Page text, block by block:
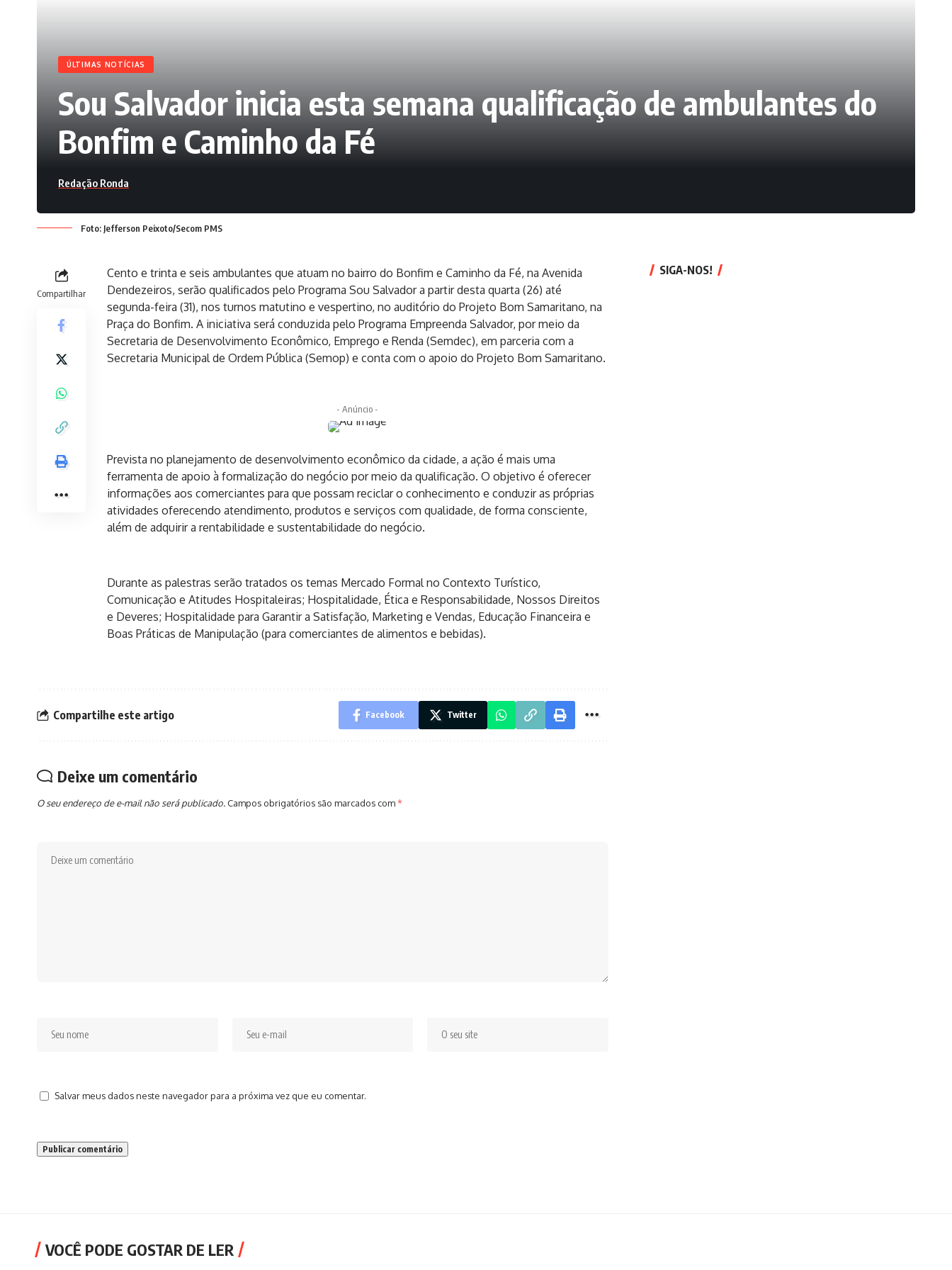
ÚLTIMAS NOTÍCIAS
Sou Salvador inicia esta semana qualificação de ambulantes do
Bonfim e Caminho da Fé
Redação Ronda
Foto: Jefferson Peixoto/Secom PMS
Compartilhar
Cento e trinta e seis ambulantes que atuam no bairro do Bonfim e Caminho da Fé, na Avenida
Dendezeiros, serão qualificados pelo Programa Sou Salvador a partir desta quarta (26) até
segunda-feira (31), nos turnos matutino e vespertino, no auditório do Projeto Bom Samaritano, na
Praça do Bonfim. A iniciativa será conduzida pelo Programa Empreenda Salvador, por meio da
Secretaria de Desenvolvimento Econômico, Emprego e Renda (Semdec), em parceria com a
Secretaria Municipal de Ordem Pública (Semop) e conta com o apoio do Projeto Bom Samaritano.
- Anúncio -
Prevista no planejamento de desenvolvimento econômico da cidade, a ação é mais uma
ferramenta de apoio à formalização do negócio por meio da qualificação. O objetivo é oferecer
informações aos comerciantes para que possam reciclar o conhecimento e conduzir as próprias
atividades oferecendo atendimento, produtos e serviços com qualidade, de forma consciente,
além de adquirir a rentabilidade e sustentabilidade do negócio.
Durante as palestras serão tratados os temas Mercado Formal no Contexto Turístico,
Comunicação e Atitudes Hospitaleiras; Hospitalidade, Ética e Responsabilidade, Nossos Direitos
e Deveres; Hospitalidade para Garantir a Satisfação, Marketing e Vendas, Educação Financeira e
Boas Práticas de Manipulação (para comerciantes de alimentos e bebidas).
Compartilhe este artigo Facebook Twitter
Deixe um comentário
O seu endereço de e-mail não será publicado. Campos obrigatórios são marcados com*
Salvar meus dados neste navegador para a próxima vez que eu comentar.
SIGA-NOS!
VOCÊ PODE GOSTAR DE LER